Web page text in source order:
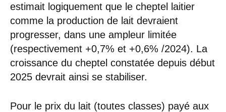
estimait logiquement que le cheptel laitier
comme la production de lait devraient
progresser, dans une ampleur limitée
(respectivement +0,7% et +0,6% /2024). La
croissance du cheptel constatée depuis début
2025 devrait ainsi se stabiliser.
Pour le prix du lait (toutes classes) payé aux